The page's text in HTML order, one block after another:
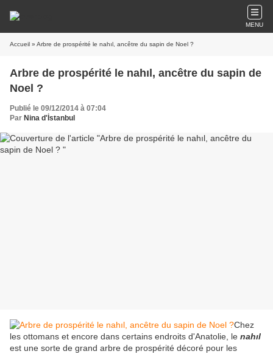
MENU
Accueil » Arbre de prospérité le nahıl, ancêtre du sapin de Noel ?
Arbre de prospérité le nahıl, ancêtre du sapin de
Noel ?
Publié le 09/12/2014 à 07:04
Par Nina d'İstanbul
Chez
les ottomans et encore dans certains endroits d'Anatolie, le nahıl
est une sorte de grand arbre de prospérité décoré pour les